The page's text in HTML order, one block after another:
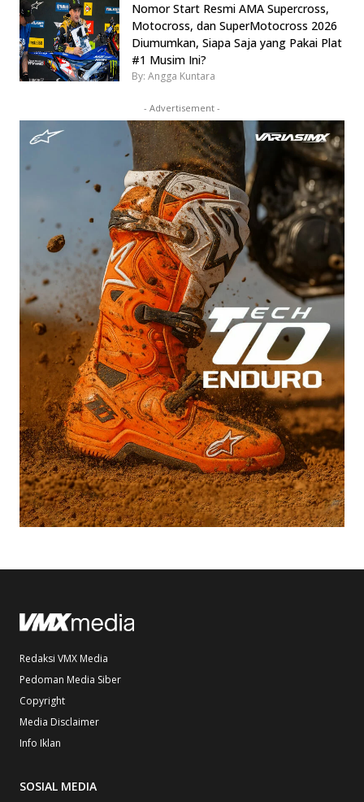
Nomor Start Resmi AMA Supercross,
Motocross, dan SuperMotocross 2026
Diumumkan, Siapa Saja yang Pakai Plat
#1 Musim Ini?
By: Angga Kuntara
- Advertisement -
Redaksi VMX Media
Pedoman Media Siber
Copyright
Media Disclaimer
Info Iklan
SOSIAL MEDIA